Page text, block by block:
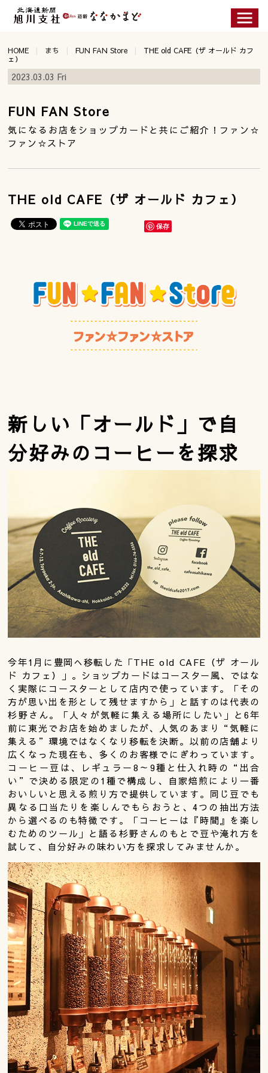
HOME まち FUN FAN Store
THE old CAFE（ザ オールド カフ
ェ）
2023.03.03 Fri
FUN FAN Store
気になるお店をショップカードと共にご紹介！ファン☆
ファン☆ストア
THE old CAFE（ザ オールド カフェ）
保存
新しい「オールド」で自
分好みのコーヒーを探求
今年1月に豊岡へ移転した「THE old CAFE（ザ オール
ド カフェ）」。ショップカードはコースター風、ではな
く実際にコースターとして店内で使っています。「その
方が思い出を形として残せますから」と話すのは代表の
杉野さん。「人々が気軽に集える場所にしたい」と6年
前に東光でお店を始めましたが、人気のあまり“気軽に
集える”環境ではなくなり移転を決断。以前の店舗より
広くなった現在も、多くのお客様でにぎわっています。
コーヒー豆は、レギュラー8～9種と仕入れ時の“出合
い”で決める限定の1種で構成し、自家焙煎により一番
おいしいと思える煎り方で提供しています。同じ豆でも
異なる口当たりを楽しんでもらおうと、4つの抽出方法
から選べるのも特徴です。「コーヒーは『時間』を楽し
むためのツール」と語る杉野さんのもとで豆や淹れ方を
試して、自分好みの味わい方を探求してみませんか。